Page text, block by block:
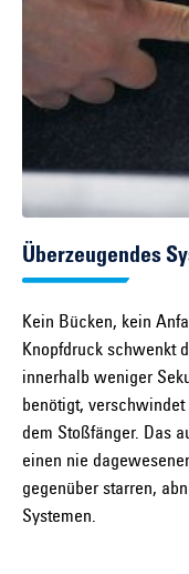
Überzeugendes
Kein Bücken, kein
Knopfdruck schwenkt
innerhalb weniger
benötigt,
dem Stoßfänger. Das
einen nie
gegenüber starren,
Systemen.